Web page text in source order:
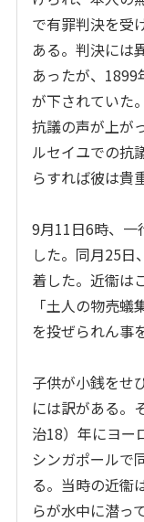
で有罪判決を受
ある。判決には
あったが、 1899
が下されていた
抗議の声が上が
ルセイユでの抗
らすれば彼は貴
9月11日6時、一
した。同月25日
着した。近衞は
「土人の物売
を投ぜられん事
子供が小銭をせ
には訳がある。
治18）年にヨー
シンガポールで
る。当時の近衞
らが水中に潜っ